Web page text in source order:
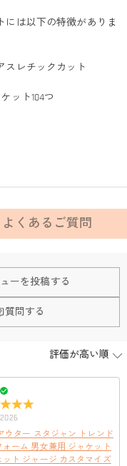
には以下の特徴がありま
スレチックカット
ット104つ
よくあるご質問
ーを投稿する
質問する
ウター スタジャン トレンド
ォーム 男女兼用 ジャケット
ット ジャージ カスタマイズ
のコストを節約して、商
ンラインストアのみ運
か？
容に間違いでもありま
ール：
い。ご連絡頂く時に注文
コンビニ前払い、